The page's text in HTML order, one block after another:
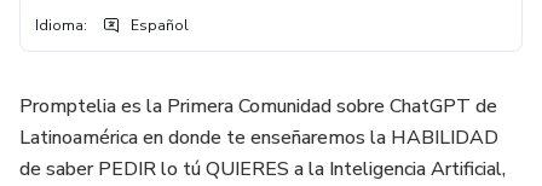
Idioma: Español
Promptelia es la Primera Comunidad sobre ChatGPT de
Latinoamérica en donde te enseñaremos la HABILIDAD
de saber PEDIR lo tú QUIERES a la Inteligencia Artificial,